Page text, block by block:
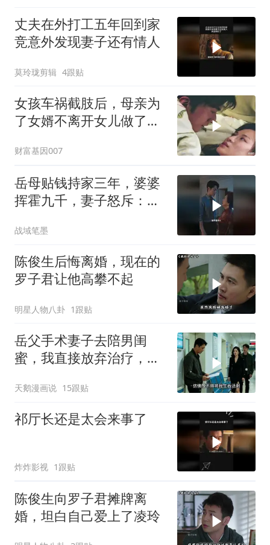
丈夫在外打工五年回到家
竞意外发现妻子还有情人
莫玲珑剪辑 4跟贴
女孩车祸截肢后，母亲为
了女婿不离开女儿做了多
财富基因007
岳母贴钱持家三年，婆婆
挥霍九千，妻子怒斥：不
战域笔墨
陈俊生后悔离婚，现在的
罗子君让他高攀不起
明星人物八卦 1跟贴
岳父手术妻子去陪男闺
蜜，我直接放弃治疗，她
天鹅漫画说 15跟贴
祁厅长还是太会来事了
炸炸影视 1跟贴
陈俊生向罗子君摊牌离
婚，坦白自己爱上了凌玲